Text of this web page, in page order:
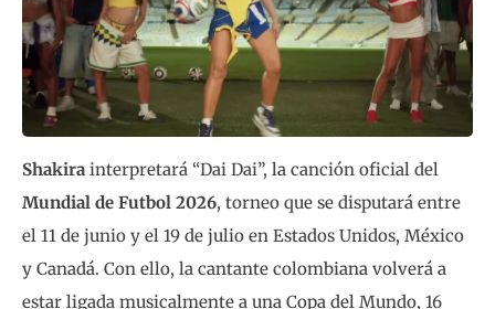
Shakira interpretará “Dai Dai”, la canción oficial del
Mundial de Futbol 2026, torneo que se disputará entre
el 11 de junio y el 19 de julio en Estados Unidos, México
y Canadá. Con ello, la cantante colombiana volverá a
estar ligada musicalmente a una Copa del Mundo, 16